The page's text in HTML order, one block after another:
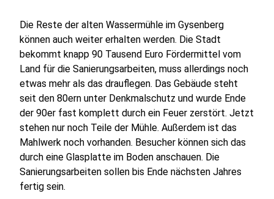
Die Reste der alten Wassermühle im Gysenberg
können auch weiter erhalten werden. Die Stadt
bekommt knapp 90 Tausend Euro Fördermittel vom
Land für die Sanierungsarbeiten, muss allerdings noch
etwas mehr als das drauflegen. Das Gebäude steht
seit den 80ern unter Denkmalschutz und wurde Ende
der 90er fast komplett durch ein Feuer zerstört. Jetzt
stehen nur noch Teile der Mühle. Außerdem ist das
Mahlwerk noch vorhanden. Besucher können sich das
durch eine Glasplatte im Boden anschauen. Die
Sanierungsarbeiten sollen bis Ende nächsten Jahres
fertig sein.